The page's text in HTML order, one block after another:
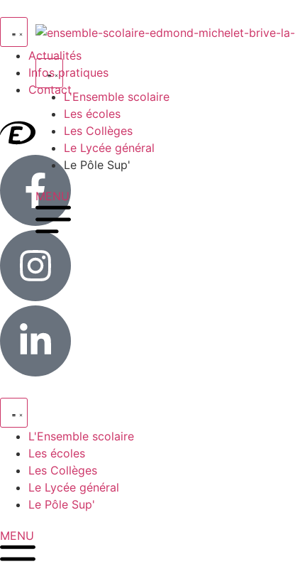
Actualités
Infos pratiques
Contact
L'Ensemble scolaire
Les écoles
Les Collèges
Le Lycée général
Le Pôle Sup'
MENU
L'Ensemble scolaire
Les écoles
Les Collèges
Le Lycée général
Le Pôle Sup'
MENU